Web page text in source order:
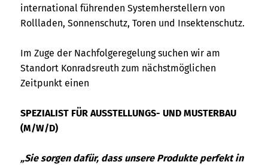
international führenden Systemherstellern von
Rollladen, Sonnenschutz, Toren und Insektenschutz.
Im Zuge der Nachfolgeregelung suchen wir am
Standort Konradsreuth zum nächstmöglichen
Zeitpunkt einen
SPEZIALIST FÜR AUSSTELLUNGS- UND MUSTERBAU
(M/W/D)
„Sie sorgen dafür, dass unsere Produkte perfekt in